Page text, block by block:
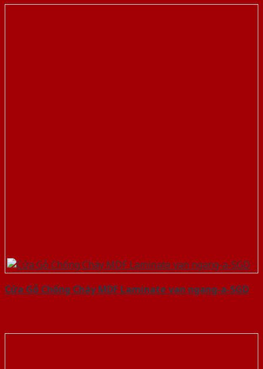
Cửa Gỗ Chống Cháy MDF Laminate van ngang-a-SGD